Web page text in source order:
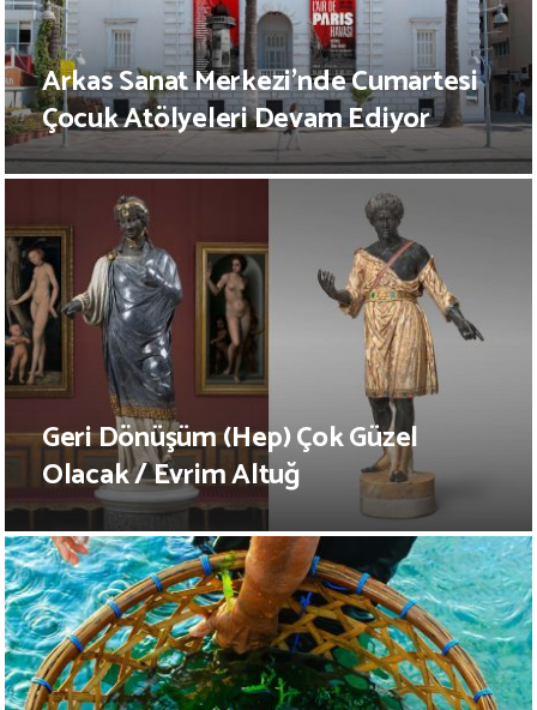
Arkas Sanat Merkezi’nde Cumartesi
Çocuk Atölyeleri Devam Ediyor
Geri Dönüşüm (Hep) Çok Güzel
Olacak / Evrim Altuğ